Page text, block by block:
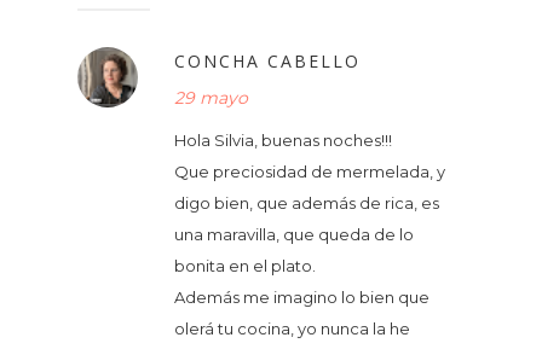
CONCHA CABELLO
29 mayo
Hola Silvia, buenas noches!!!
Que preciosidad de mermelada, y
digo bien, que además de rica, es
una maravilla, que queda de lo
bonita en el plato.
Además me imagino lo bien que
olerá tu cocina, yo nunca la he